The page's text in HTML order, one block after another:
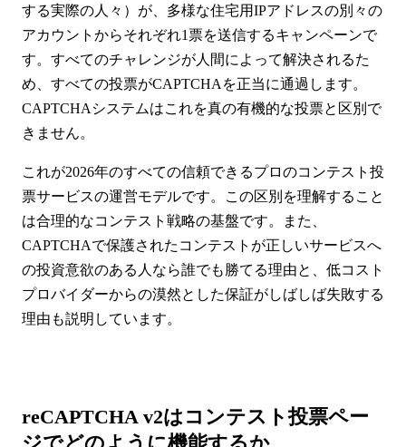
する実際の人々）が、多様な住宅用IPアドレスの別々の
アカウントからそれぞれ1票を送信するキャンペーンで
す。すべてのチャレンジが人間によって解決されるた
め、すべての投票がCAPTCHAを正当に通過します。
CAPTCHAシステムはこれを真の有機的な投票と区別で
きません。
これが2026年のすべての信頼できるプロのコンテスト投
票サービスの運営モデルです。この区別を理解すること
は合理的なコンテスト戦略の基盤です。また、
CAPTCHAで保護されたコンテストが正しいサービスへ
の投資意欲のある人なら誰でも勝てる理由と、低コスト
プロバイダーからの漠然とした保証がしばしば失敗する
理由も説明しています。
reCAPTCHA v2はコンテスト投票ペー